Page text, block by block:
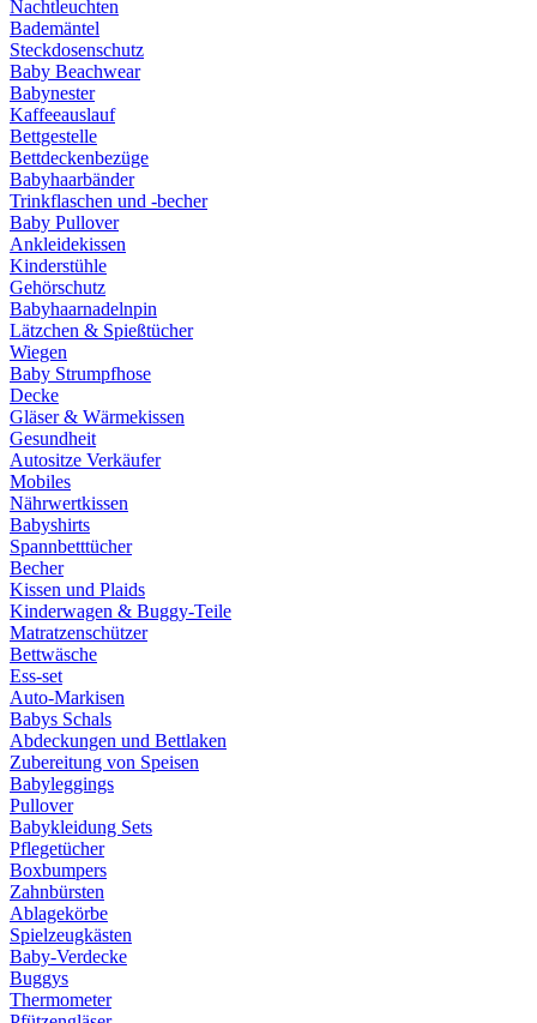
Nachtleuchten
Bademäntel
Steckdosenschutz
Baby Beachwear
Babynester
Kaffeeauslauf
Bettgestelle
Bettdeckenbezüge
Babyhaarbänder
Trinkflaschen und -becher
Baby Pullover
Ankleidekissen
Kinderstühle
Gehörschutz
Babyhaarnadelnpin
Lätzchen & Spießtücher
Wiegen
Baby Strumpfhose
Decke
Gläser & Wärmekissen
Gesundheit
Autositze Verkäufer
Mobiles
Nährwertkissen
Babyshirts
Spannbetttücher
Becher
Kissen und Plaids
Kinderwagen & Buggy-Teile
Matratzenschützer
Bettwäsche
Ess-set
Auto-Markisen
Babys Schals
Abdeckungen und Bettlaken
Zubereitung von Speisen
Babyleggings
Pullover
Babykleidung Sets
Pflegetücher
Boxbumpers
Zahnbürsten
Ablagekörbe
Spielzeugkästen
Baby-Verdecke
Buggys
Thermometer